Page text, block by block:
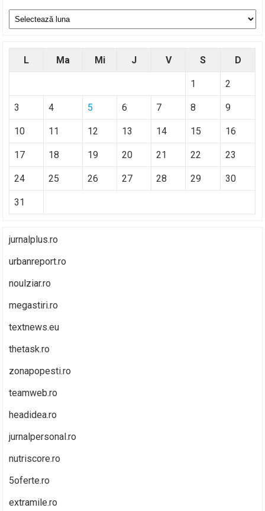
Arhive
L Ma Mi J V S D
1 2
3 4 5 6 7 8 9
10 11 12 13 14 15 16
17 18 19 20 21 22 23
24 25 26 27 28 29 30
31
jurnalplus.ro
urbanreport.ro
noulziar.ro
megastiri.ro
textnews.eu
thetask.ro
zonapopesti.ro
teamweb.ro
headidea.ro
jurnalpersonal.ro
nutriscore.ro
5oferte.ro
extramile.ro